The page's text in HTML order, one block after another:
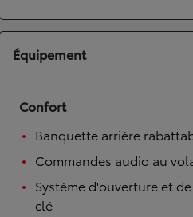
Équipement
Confort
Banquette arrière
Commandes audio au
Système d'ouverture et
clé